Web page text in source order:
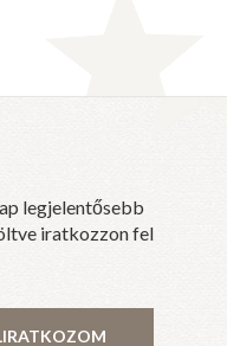
legjelentősebb
iratkozzon fel